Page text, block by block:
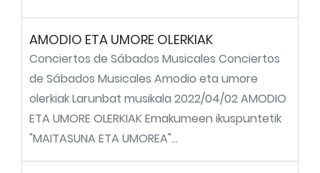
AMODIO ETA UMORE OLERKIAK
Conciertos de Sábados Musicales Conciertos
de Sábados Musicales Amodio eta umore
olerkiak Larunbat musikala 2022/04/02 AMODIO
ETA UMORE OLERKIAK Emakumeen ikuspuntetik
"MAITASUNA ETA UMOREA"...